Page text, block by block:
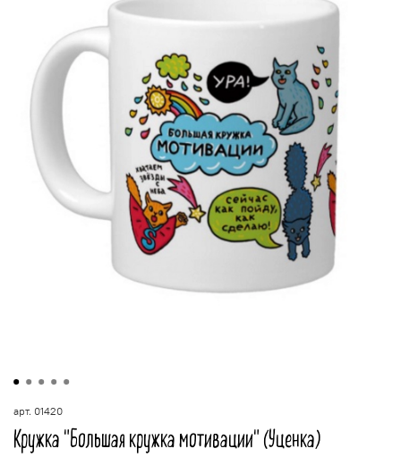
арт. 01420
Кружка "Большая кружка мотивации" (Уценка)